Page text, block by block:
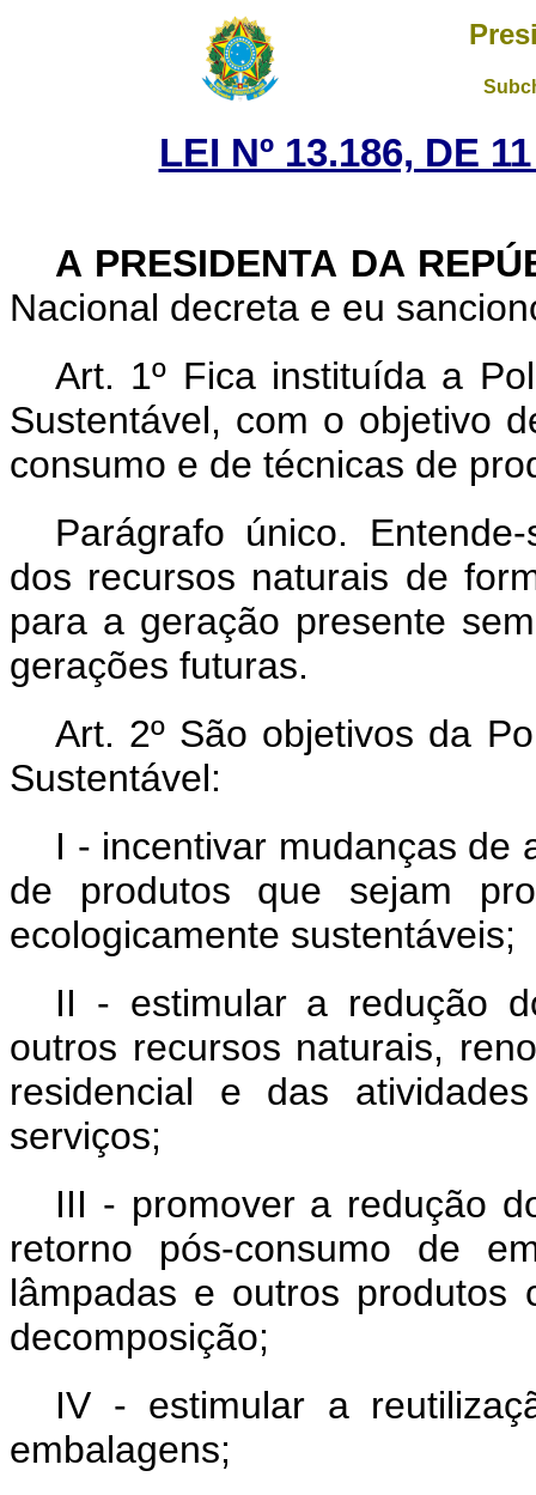
LEI Nº 13.186, DE
A PRESIDENTA DA
Nacional decreta e eu
Art. 1º Fica instituída a
Sustentável, com o objetivo
consumo e de técnicas de
Parágrafo único.
dos recursos naturais de
para a geração presente
gerações futuras.
Art. 2º São objetivos da
Sustentável:
I - incentivar mudanças de
de produtos que sejam
ecologicamente sustentáveis;
II - estimular a redução
outros recursos naturais,
residencial e das
serviços;
III - promover a redução
retorno pós-consumo de
lâmpadas e outros produtos
decomposição;
IV - estimular a
embalagens;